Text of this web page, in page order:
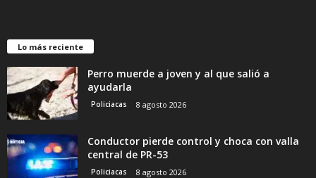
Lo más reciente
Perro muerde a joven y al que salió a
ayudarla
Policiacas 8 agosto 2026
Conductor pierde control y choca con valla
central de PR-53
Policiacas 8 agosto 2026